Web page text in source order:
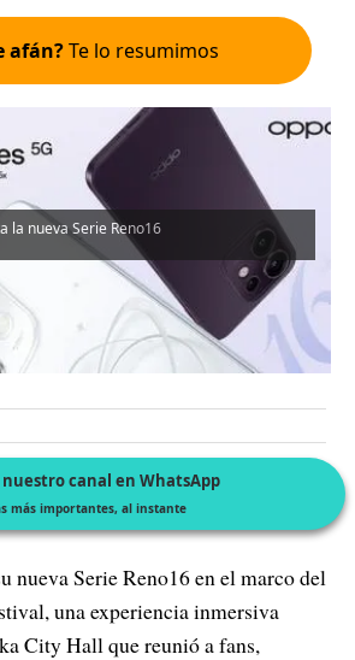
afán?Te lo resumimos
la nueva Serie Reno16
canal en WhatsApp
más importantes, al instante
nueva Serie Reno16 en el marco del
una experiencia inmersiva
City Hall que reunió a fans,